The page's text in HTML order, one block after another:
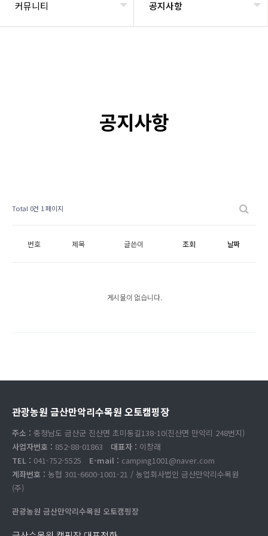
커뮤니티 공지사항
공지사항
Total 0건 1 페이지
번호 제목 글쓴이 조회 날짜
게시물이 없습니다.
관광농원 금산만악리수목원 오토캠핑장
주소 : 충청남도 금산군 진산면 초미동길138-10(진산면 만악리 248번지)
사업자번호 : 852-88-01863 대표자 : 이창래
TEL : 041-752-5525 E-mail : camping1001@naver.com
계좌번호 : 농협 301-6600-1001-21 / 농업회사법인 금산만악리수목원
(주)
관광농원 금산만악리수목원 오토캠핑장